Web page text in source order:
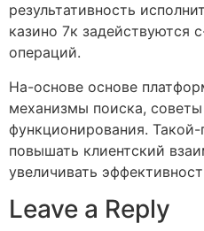
результативность
казино 7к задействуются
операций.
На-основе основе
механизмы поиска,
функционирования.
повышать клиентский
увеличивать
Leave a Reply